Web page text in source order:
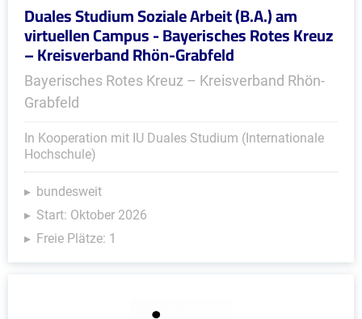
Duales Studium Soziale Arbeit (B.A.) am
virtuellen Campus - Bayerisches Rotes Kreuz
– Kreisverband Rhön-Grabfeld
Bayerisches Rotes Kreuz – Kreisverband Rhön-
Grabfeld
In Kooperation mit IU Duales Studium (Internationale
Hochschule)
bundesweit
Start: Oktober 2026
Freie Plätze: 1